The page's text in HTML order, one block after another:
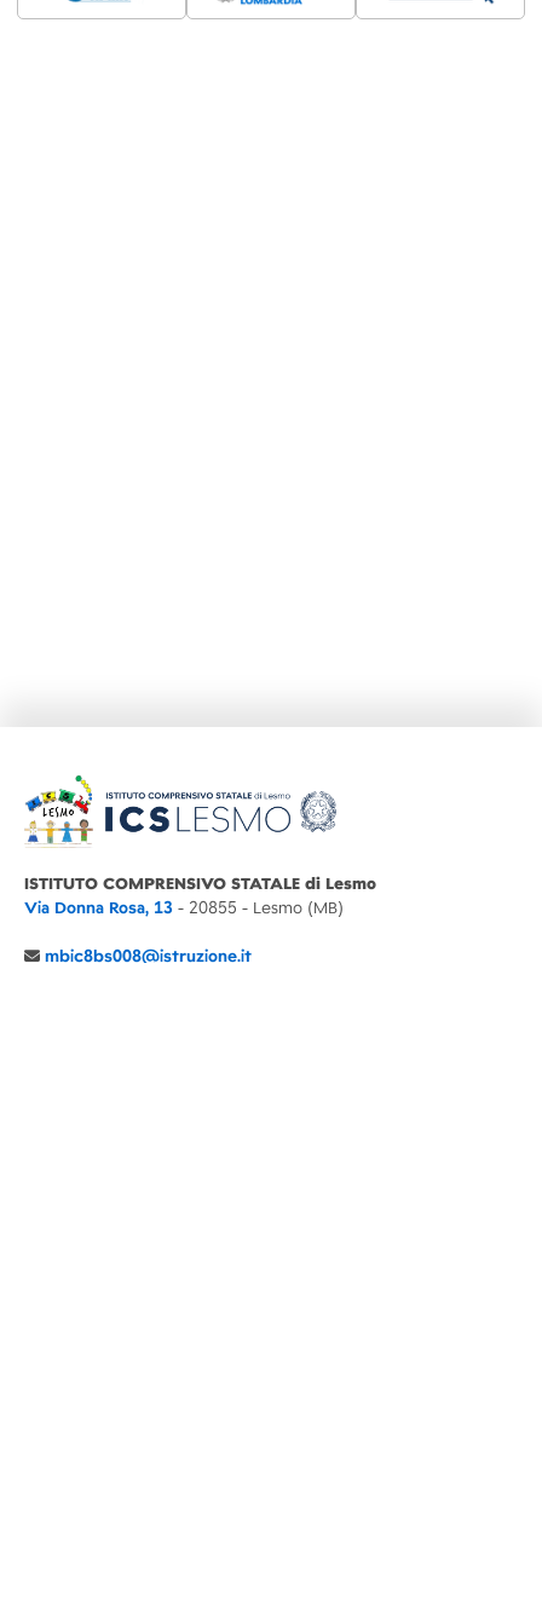
ISTITUTO COMPRENSIVO STATALE di Lesmo
Via Donna Rosa, 13 - 20855 - Lesmo (MB)
mbic8bs008@istruzione.it